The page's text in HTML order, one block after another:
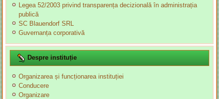
Legea 52/2003 privind transparența decizională în administrația
publică
SC Blauendorf SRL
Guvernanța corporativă
Despre instituție
Organizarea și funcționarea instituției
Conducere
Organizare